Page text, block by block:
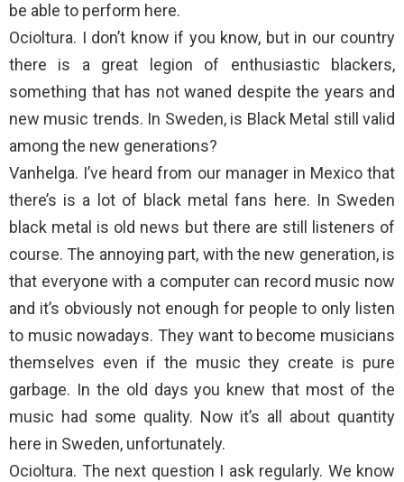
be able to perform here.
Ocioltura. I don’t know if you know, but in our country
there is a great legion of enthusiastic blackers,
something that has not waned despite the years and
new music trends. In Sweden, is Black Metal still valid
among the new generations?
Vanhelga. I’ve heard from our manager in Mexico that
there’s is a lot of black metal fans here. In Sweden
black metal is old news but there are still listeners of
course. The annoying part, with the new generation, is
that everyone with a computer can record music now
and it’s obviously not enough for people to only listen
to music nowadays. They want to become musicians
themselves even if the music they create is pure
garbage. In the old days you knew that most of the
music had some quality. Now it’s all about quantity
here in Sweden, unfortunately.
Ocioltura. The next question I ask regularly. We know